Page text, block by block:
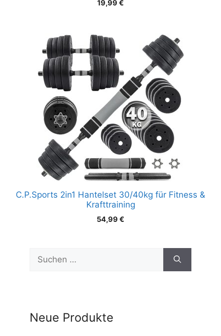
19,99 €
C.P.Sports 2in1 Hantelset 30/40kg für Fitness &
Krafttraining
54,99 €
nach:
Neue Produkte